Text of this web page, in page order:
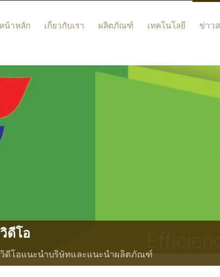
น้าหลัก เกี่ยวกับเรา ผลิตภัณฑ์ เทคโนโลยี ข่าว
วิดีโอ
วิดีโอแนะนำบริษัทและแนะนำผลิตภัณฑ์